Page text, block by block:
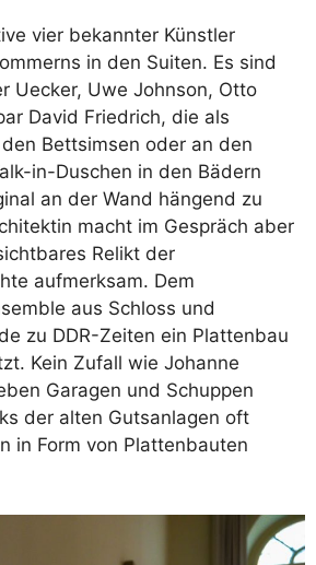
vier bekannter Künstler
in den Suiten. Es sind
Uecker, Uwe Johnson, Otto
David Friedrich, die als
Bettsimsen oder an den
in-Duschen in den Bädern
an der Wand hängend zu
macht im Gespräch aber
Relikt der
aufmerksam. Dem
aus Schloss und
zu DDR-Zeiten ein Plattenbau
Kein Zufall wie Johanne
Garagen und Schuppen
der alten Gutsanlagen oft
in Form von Plattenbauten